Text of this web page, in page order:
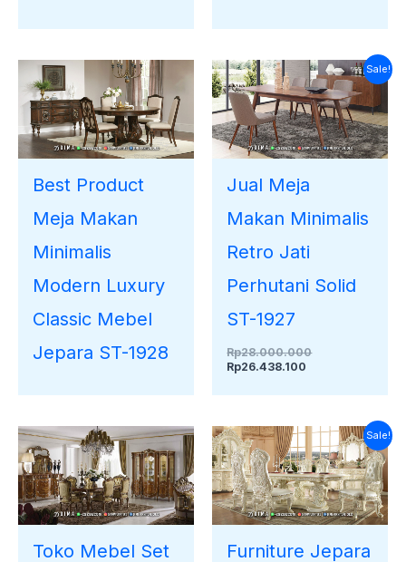
Best Product
Meja Makan
Minimalis
Modern Luxury
Classic Mebel
Jepara ST-1928
Sale!
Jual Meja
Makan Minimalis
Retro Jati
Perhutani Solid
ST-1927
Rp28.000.000
Harga
aslinya
adalah:
Rp28.000.000.
Rp26.438.100
Harga
saat
ini
adalah:
Rp26.438.100.
Toko Mebel Set
Sale!
Furniture Jepara
Harga
aslinya
adalah:
Rp38.000.000.
Harga
saat
ini
adalah:
Rp35.670.000.